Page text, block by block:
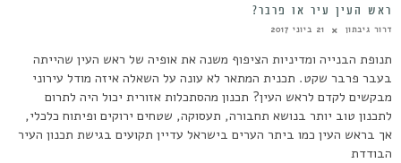
ראש העין עיר או פרבר?
דרור גיבתון 21 ביוני 2017
תנופת הבנייה ומדיניות הציפוף משנה את אופיה של ראש העין שהייתה
בעבר פרבר שקט. תכנית המתאר לא עונה על השאלה איזה מודל עירוני
מבקשים לקדם לראש העין? תכנון מהסתכלות אזורית יכול היה לתרום
לתכנון טוב יותר בנושא תחבורה, תעסוקה, שטחים ירוקים ופיתוח כלכלי,
אך בראש העין כמו ביתר הערים בישראל עדיין תקועים בגישת תכנון העיר
הבודדת